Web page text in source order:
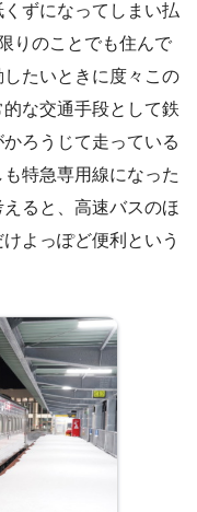
ずになってしまい払
りのことでも住んで
たいときに度々この
な交通手段として鉄
ろうじて走っている
特急専用線になった
ると、高速バスのほ
よっぽど便利という